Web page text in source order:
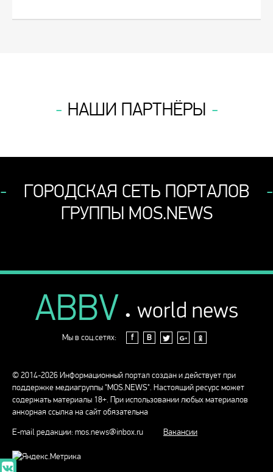
НАШИ ПАРТНЁРЫ
ГОРОДСКАЯ СЕТЬ ПОРТАЛОВ
ГРУППЫ MOS.NEWS
ABBV . world news
Мы в соц.сетях: f В
© 2014-2026 Информационный портал создан и действует при
поддержке медиагруппы "MOS.NEWS". Настоящий ресурс может
содержать материалы 18+. При использовании любых материалов
анкорная ссылка на сайт обязательна
E-mail редакции:mos.news@inbox.ru Вакансии